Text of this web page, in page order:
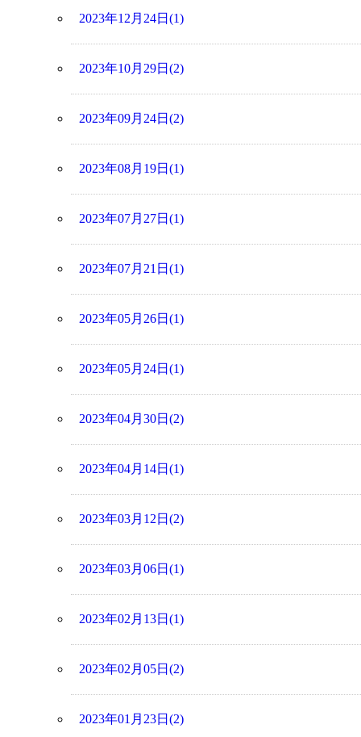
2023年12月24日(1)
2023年10月29日(2)
2023年09月24日(2)
2023年08月19日(1)
2023年07月27日(1)
2023年07月21日(1)
2023年05月26日(1)
2023年05月24日(1)
2023年04月30日(2)
2023年04月14日(1)
2023年03月12日(2)
2023年03月06日(1)
2023年02月13日(1)
2023年02月05日(2)
2023年01月23日(2)